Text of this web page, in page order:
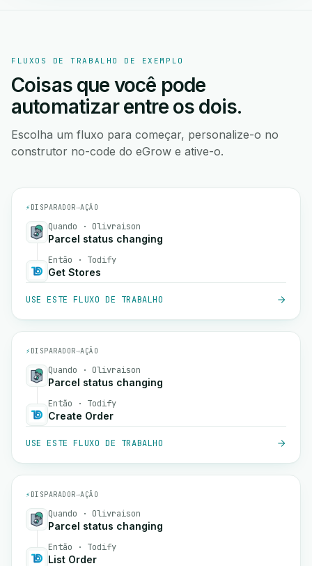
FLUXOS DE TRABALHO DE EXEMPLO
Coisas que você pode
automatizar entre os dois.
Escolha um fluxo para começar, personalize-o no
construtor no-code do eGrow e ative-o.
⚡ DISPARADOR→AÇÃO
Quando · Olivraison
Parcel status changing
Então · Todify
Get Stores
USE ESTE FLUXO DE TRABALHO
⚡ DISPARADOR→AÇÃO
Quando · Olivraison
Parcel status changing
Então · Todify
Create Order
USE ESTE FLUXO DE TRABALHO
⚡ DISPARADOR→AÇÃO
Quando · Olivraison
Parcel status changing
Então · Todify
List Order